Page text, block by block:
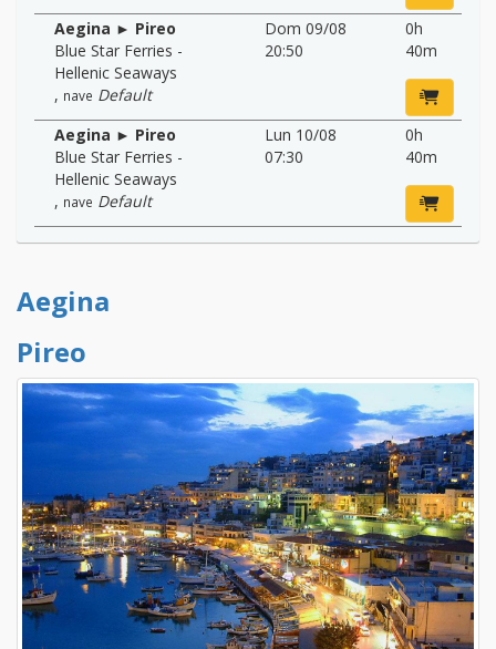
Aegina ► Pireo
Blue Star Ferries -
Hellenic Seaways
, nave Default
Dom 09/08
20:50
0h
40m
Aegina ► Pireo
Blue Star Ferries -
Hellenic Seaways
, nave Default
Lun 10/08
07:30
0h
40m
Aegina
Pireo